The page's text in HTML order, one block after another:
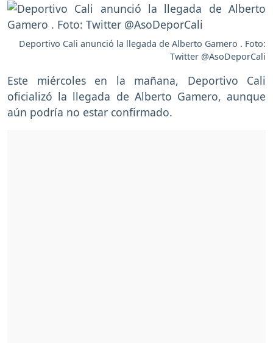
Deportivo Cali anunció la llegada de Alberto Gamero . Foto:
Twitter @AsoDeporCali
Este miércoles en la mañana, Deportivo Cali
oficializó la llegada de Alberto Gamero, aunque
aún podría no estar confirmado.